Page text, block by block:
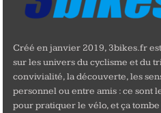
Créé en janvier 2019, 3bikes.fr
sur les univers du cyclisme et du
convivialité, la découverte, les
personnel ou entre amis : ce sont
pour pratiquer le vélo, et ça